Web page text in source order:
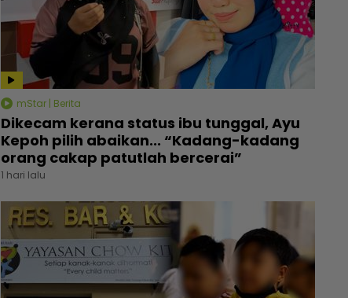
mStar | Berita
Dikecam kerana status ibu tunggal, Ayu
Kepoh pilih abaikan... “Kadang-kadang
orang cakap patutlah bercerai”
1 hari lalu